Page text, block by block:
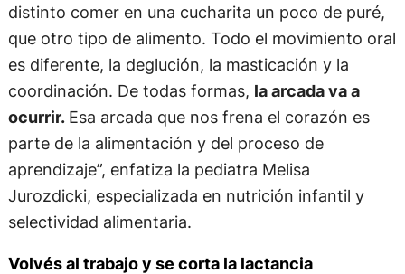
distinto comer en una cucharita un poco de puré,
que otro tipo de alimento. Todo el movimiento oral
es diferente, la deglución, la masticación y la
coordinación. De todas formas, la arcada va a
ocurrir. Esa arcada que nos frena el corazón es
parte de la alimentación y del proceso de
aprendizaje”, enfatiza la pediatra Melisa
Jurozdicki, especializada en nutrición infantil y
selectividad alimentaria.
Volvés al trabajo y se corta la lactancia